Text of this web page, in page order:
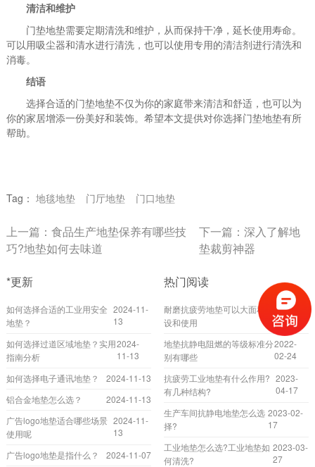
清洁和维护
门垫地垫需要定期清洗和维护，从而保持干净，延长使用寿命。
可以用吸尘器和清水进行清洗，也可以使用专用的清洁剂进行清洗和
消毒。
结语
选择合适的门垫地垫不仅为你的家庭带来清洁和舒适，也可以为
你的家居增添一份美好和装饰。希望本文提供对你选择门垫地垫有所
帮助。
Tag： 地毯地垫 门厅地垫 门口地垫
上一篇： 食品生产地垫保养有哪些技
巧?地垫如何去味道
下一篇： 深入了解地
垫裁剪神器
*更新
如何选择合适的工业用安全
地垫？
2024-11-
13
如何选择过道区域地垫？实用
指南分析
2024-
11-13
如何选择电子通讯地垫？
2024-11-13
铝合金地垫怎么选？
2024-11-13
广告logo地垫适合哪些场景
使用呢
2024-11-
13
广告logo地垫是指什么？
2024-11-07
热门阅读
耐磨抗疲劳地垫可以大面积铺
设和使用
2022-
10-20
地垫抗静电阻燃的等级标准分
别有哪些
2022-
02-24
抗疲劳工业地垫有什么作用?
有几种结构?
2023-
04-17
生产车间抗静电地垫怎么选
择?
2023-02-
17
工业地垫怎么选?工业地垫如
何清洗?
2023-03-
27